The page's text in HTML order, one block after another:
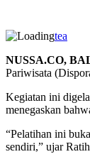
tea
NUSSA.CO,
Pariwisata
Kegiatan ini
menegaskan
“Pelatihan ini
sendiri,” ujar